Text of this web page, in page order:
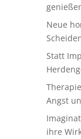
Neue
Statt
Angst
ihre